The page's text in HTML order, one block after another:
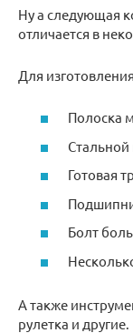
Ну а следующая
отличается в
Для
Полоска
Готовая
Болт
А также
рулетка и другие.